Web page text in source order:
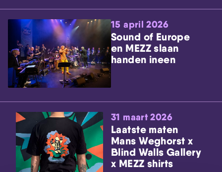
15 april 2026
Sound of Europe
en MEZZ slaan
handen ineen
31 maart 2026
Laatste maten
Mans Weghorst x
Blind Walls Gallery
x MEZZ shirts